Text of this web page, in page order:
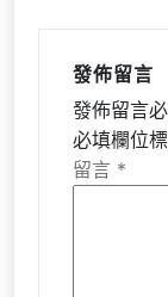
發佈留言
發佈留言
必填欄位
留言 *